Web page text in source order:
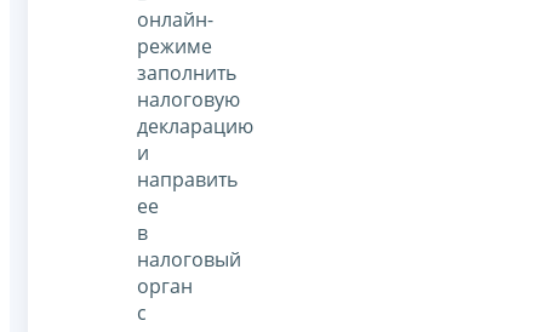
онлайн-
режиме
заполнить
налоговую
декларацию
и
направить
ее
в
налоговый
орган
с